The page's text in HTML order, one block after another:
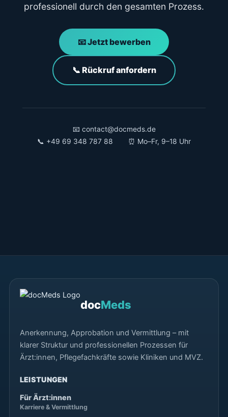
professionell durch den gesamten Prozess.
📧 Jetzt bewerben
📞 Rückruf anfordern
📧 contact@docmeds.de
📞 +49 69 348 787 88
⏰ Mo–Fr, 9–18 Uhr
docMeds
Anerkennung, Approbation und Vermittlung – mit
klarer Struktur und professionellen Prozessen für
Ärzt:innen, Pflegefachkräfte sowie Kliniken und MVZ.
LEISTUNGEN
Für Ärzt:innen
Karriere & Vermittlung